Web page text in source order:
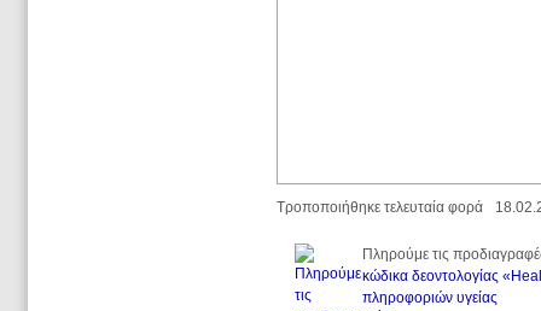
Τροποποιήθηκε τελευταία φορά
Πληρούμε τις
κώδικα δεοντολογίας
πληροφοριών υγείας